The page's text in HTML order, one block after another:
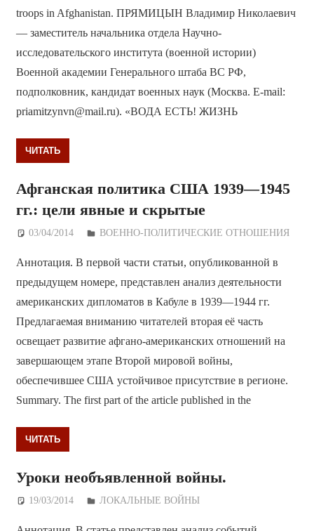
troops in Afghanistan. ПРЯМИЦЫН Владимир Николаевич
— заместитель начальника отдела Научно-
исследовательского института (военной истории)
Военной академии Генерального штаба ВС РФ,
подполковник, кандидат военных наук (Москва. E-mail:
priamitzynvn@mail.ru). «ВОДА ЕСТЬ! ЖИЗНЬ
ЧИТАТЬ
Афганская политика США 1939—1945
гг.: цели явные и скрытые
03/04/2014 Дежурный по Редакции
ВОЕННО-ПОЛИТИЧЕСКИE ОТНОШЕНИЯ
Аннотация. В первой части статьи, опубликованной в
предыдущем номере, представлен анализ деятельности
американских дипломатов в Кабуле в 1939—1944 гг.
Предлагаемая вниманию читателей вторая её часть
освещает развитие афгано-американских отношений на
завершающем этапе Второй мировой войны,
обеспечившее США устойчивое присутствие в регионе.
Summary. The first part of the article published in the
ЧИТАТЬ
Уроки необъявленной войны.
19/03/2014 Дежурный по Редакции
ЛОКАЛЬНЫЕ ВОЙНЫ